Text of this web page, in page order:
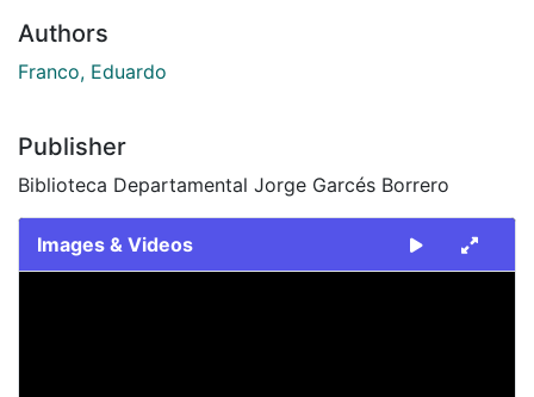
Authors
Franco, Eduardo
Publisher
Biblioteca Departamental Jorge Garcés Borrero
Images & Videos